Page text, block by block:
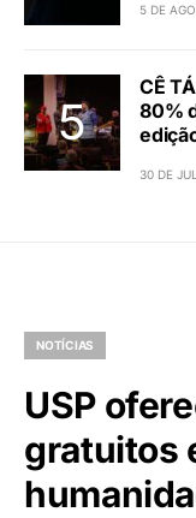
5 DE
CÊ
80%
30 DE
NOTÍCIAS
USP
gratuitos